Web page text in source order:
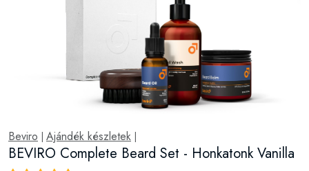
Beviro Ajándék készletek
BEVIRO Complete Beard Set - Honkatonk Vanilla